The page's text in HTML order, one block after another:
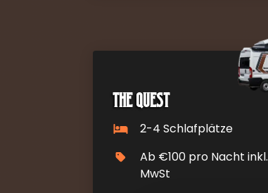
The Quest
2-4 Schlafplätze
Ab €100 pro Nacht inkl.
MwSt